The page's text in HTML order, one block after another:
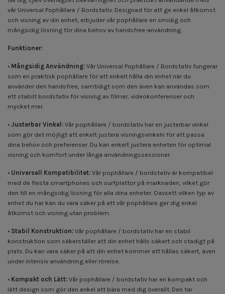
vår Universal Pophållare / Bordstativ. Designad för att ge enkel åtkomst
och visning av din enhet, erbjuder vår pophållare en smidig och
mångsidig lösning för dina behov av handsfree-användning.
Funktioner:
• Mångsidig Användning: Vår Universal Pophållare / Bordstativ fungerar
som en praktisk pophållare för att enkelt hålla din enhet när du
använder den handsfree, samtidigt som den även kan användas som
ett stabilt bordstativ för visning av filmer, videokonferenser och
mycket mer.
• Justerbar Vinkel: Vår pophållare / bordstativ har en justerbar vinkel
som gör det möjligt att enkelt justera visningsvinkeln för att passa
dina behov och preferenser. Du kan enkelt justera enheten för optimal
visning och komfort under långa användningssessioner.
• Universell Kompatibilitet: Vår pophållare / bordstativ är kompatibel
med de flesta smartphones och surfplattor på marknaden, vilket gör
den till en mångsidig lösning för alla dina enheter. Oavsett vilken typ av
enhet du har kan du vara säker på att vår pophållare ger dig enkel
åtkomst och visning utan problem.
• Stabil Konstruktion: Vår pophållare / bordstativ har en stabil
konstruktion som säkerställer att din enhet hålls säkert och stadigt på
plats. Du kan vara säker på att din enhet kommer att hållas säkert, även
under intensiv användning eller rörelse.
• Kompakt och Lätt: Vår pophållare / bordstativ har en kompakt och
lätt design som gör den enkel att bära med dig överallt. Den tar